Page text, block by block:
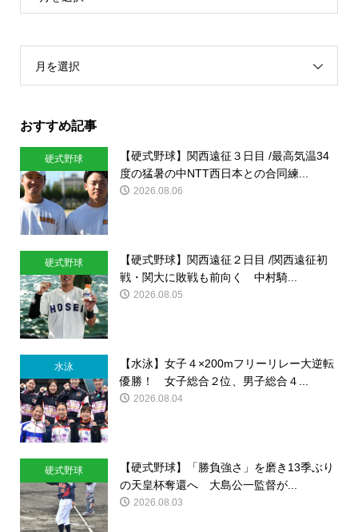
月を選択
おすすめ記事
硬式野球
【硬式野球】関西遠征３日目 /最高気温34
度の猛暑の中NTT西日本との合同練...
2026.08.06
硬式野球
【硬式野球】関西遠征２日目 /関西遠征初
戦・関大に敗戦も前向く 中村騎...
2026.08.05
水泳
【水泳】女子４×200mフリーリレー大逆転
優勝！ 女子総合２位、男子総合４...
2026.08.04
硬式野球
【硬式野球】「勝負強さ」を磨き13季ぶり
の天皇杯奪還へ 大島公一監督が...
2026.08.03